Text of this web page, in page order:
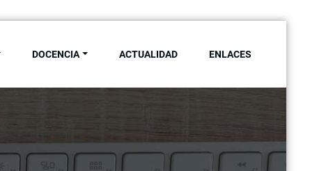
DOCENCIA ACTUALIDAD ENLACES